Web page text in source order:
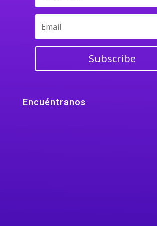
Subscribe
Encuéntranos